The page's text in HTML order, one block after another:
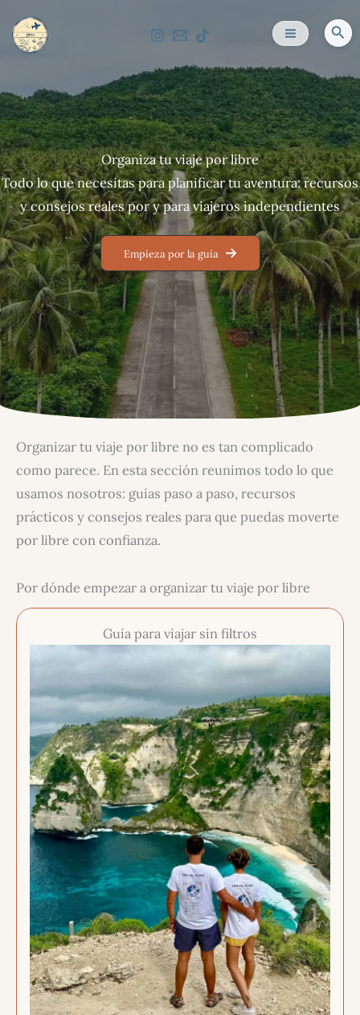
contenido
Organiza tu viaje por libre
Todo lo que necesitas para planificar tu aventura: recursos
y consejos reales por y para viajeros independientes
Empieza por la guía
Organizar tu viaje por libre no es tan complicado
como parece. En esta sección reunimos todo lo que
usamos nosotros: guías paso a paso, recursos
prácticos y consejos reales para que puedas moverte
por libre con confianza.
Por dónde empezar a organizar tu viaje por libre
Guía para viajar sin filtros